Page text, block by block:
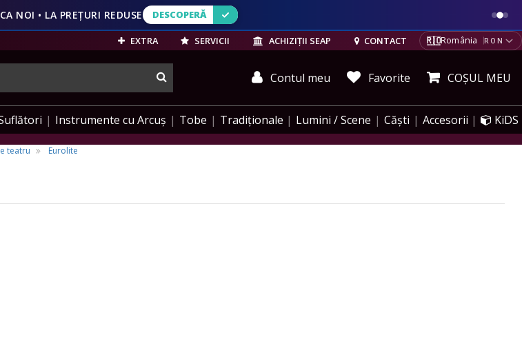
VEZI OFERTELE
NOI • LA PREȚURI REDUSE DESCOPERĂ
DESCOPERĂ
EXTRA SERVICII ACHIZIȚII SEAP CONTACT 🇷🇴România RON
Contul meu Favorite COȘUL MEU
Instrumente cu Arcuș Tobe Tradiționale Lumini / Scene Căști Accesorii KiDS
teatru Eurolite